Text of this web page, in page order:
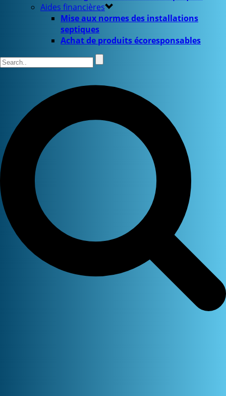
Aides financières
Mise aux normes des installations
septiques
Achat de produits écoresponsables